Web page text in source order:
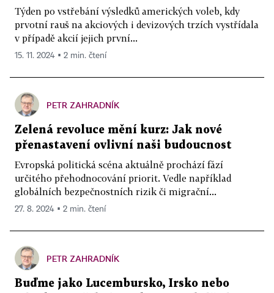
Týden po vstřebání výsledků amerických voleb, kdy
prvotní rauš na akciových i devizových trzích vystřídala
v případě akcií jejich první...
15. 11. 2024 ▪ 2 min. čtení
PETR ZAHRADNÍK
Zelená revoluce mění kurz: Jak nové
přenastavení ovlivní naši budoucnost
Evropská politická scéna aktuálně prochází fází
určitého přehodnocování priorit. Vedle například
globálních bezpečnostních rizik či migrační...
27. 8. 2024 ▪ 2 min. čtení
PETR ZAHRADNÍK
Buďme jako Lucembursko, Irsko nebo